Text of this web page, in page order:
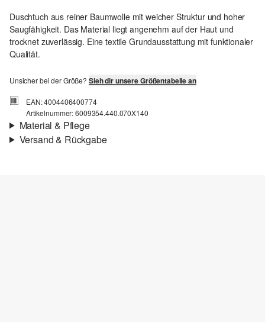
Duschtuch aus reiner Baumwolle mit weicher Struktur und hoher
Saugfähigkeit. Das Material liegt angenehm auf der Haut und
trocknet zuverlässig. Eine textile Grundausstattung mit funktionaler
Qualität.
Unsicher bei der Größe? Sieh dir unsere Größentabelle an
EAN: 4004406400774
Artikelnummer: 6009354.440.070X140
Material & Pflege
Versand & Rückgabe